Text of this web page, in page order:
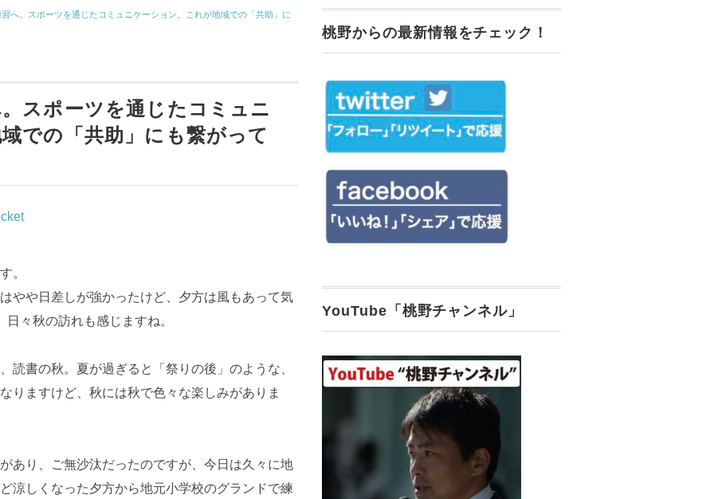
へ。スポーツを通じたコミュニケーション。これが地域での「共助」に
スポーツを通じたコミュニ
での「共助」にも繋がって
。
やや日差しが強かったけど、夕方は風もあって気
々秋の訪れも感じますね。
読書の秋。夏が過ぎると「祭りの後」のような、
りますけど、秋には秋で色々な楽しみがありま
あり、ご無沙汰だったのですが、今日は久々に地
涼しくなった夕方から地元小学校のグランドで練
桃野からの最新情報をチェック！
YouTube「桃野チャンネル」